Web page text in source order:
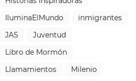
IluminaElMundo
inmigrantes
JAS
Juventud
Libro de Mormón
Llamamientos
Milenio